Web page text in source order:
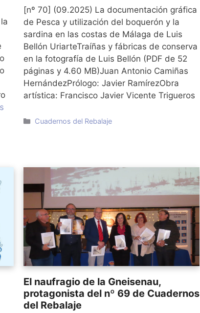
[nº 70] (09.2025) La documentación gráfica
de Pesca y utilización del boquerón y la
sardina en las costas de Málaga de Luis
Bellón UriarteTraíñas y fábricas de conserva
en la fotografía de Luis Bellón (PDF de 52
páginas y 4.60 MB)Juan Antonio Camiñas
HernándezPrólogo: Javier RamírezObra
artística: Francisco Javier Vicente Trigueros
Categorías
Cuadernos del Rebalaje
El naufragio de la Gneisenau,
protagonista del nº 69 de Cuadernos
del Rebalaje